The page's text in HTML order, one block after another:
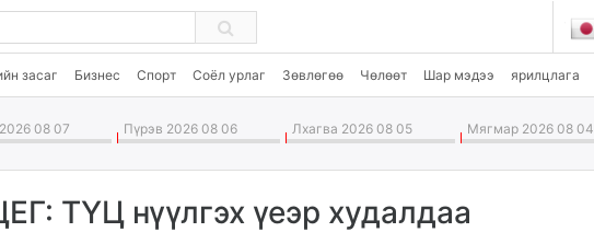
засаг Бизнес Спорт Соёл урлаг Зөвлөгөө Чөлөөт Шар мэдээ ярилцлага
08 07 Пүрэв 2026 08 06 Лхагва 2026 08 05 Мягмар 2026 08 04
ТҮЦ нүүлгэх үеэр худалдаа